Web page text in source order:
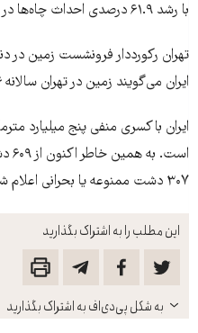
این مطلب را به اشتراک بگذارید
باز
کنید
به شکل پی‌دی‌اف به اشتراک بگذارید
با رشد ۶۱.۹ درصدی احداث چاه‌ها در طی ۱۵ سال اخیر مواجه‌ایم.
تهران رکورددار فرونشست زمین
ایران می‌گویند زمین در تهران سالانه ۳۶ سانتی متر نشست می‌کند.
ایران با کسری منفی پنج میلیارد
۳۰۷ دشت ممنوعه یا بحرانی اعلام شده است.